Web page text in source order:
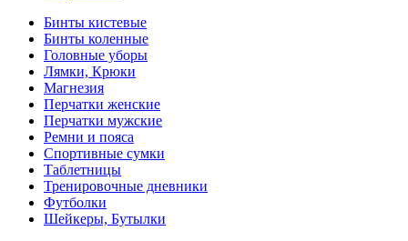
Бинты кистевые
Бинты коленные
Головные уборы
Лямки, Крюки
Магнезия
Перчатки женские
Перчатки мужские
Ремни и пояса
Спортивные сумки
Таблетницы
Тренировочные дневники
Футболки
Шейкеры, Бутылки